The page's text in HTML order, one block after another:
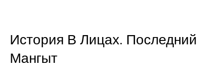
История В Лицах. Последний
Мангыт